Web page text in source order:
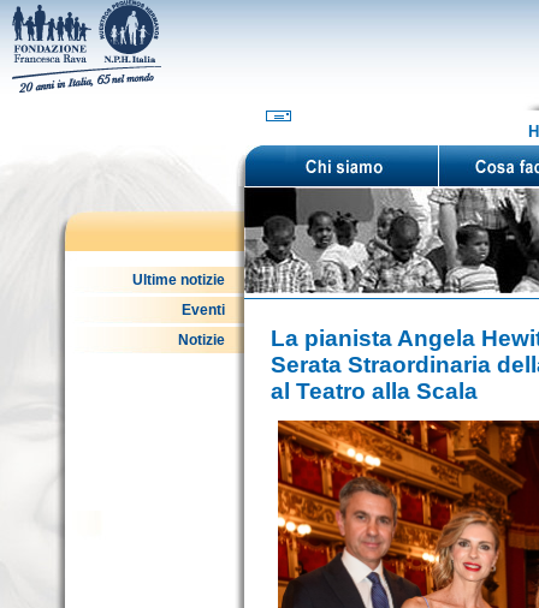
Ultime notizie
Eventi
Notizie
La pianista Angela
Serata Straordinaria
al Teatro alla Scala